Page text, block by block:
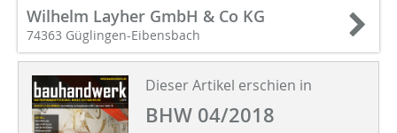
Wilhelm Layher GmbH & Co KG
74363 Güglingen-Eibensbach
Dieser Artikel erschien in
BHW 04/2018